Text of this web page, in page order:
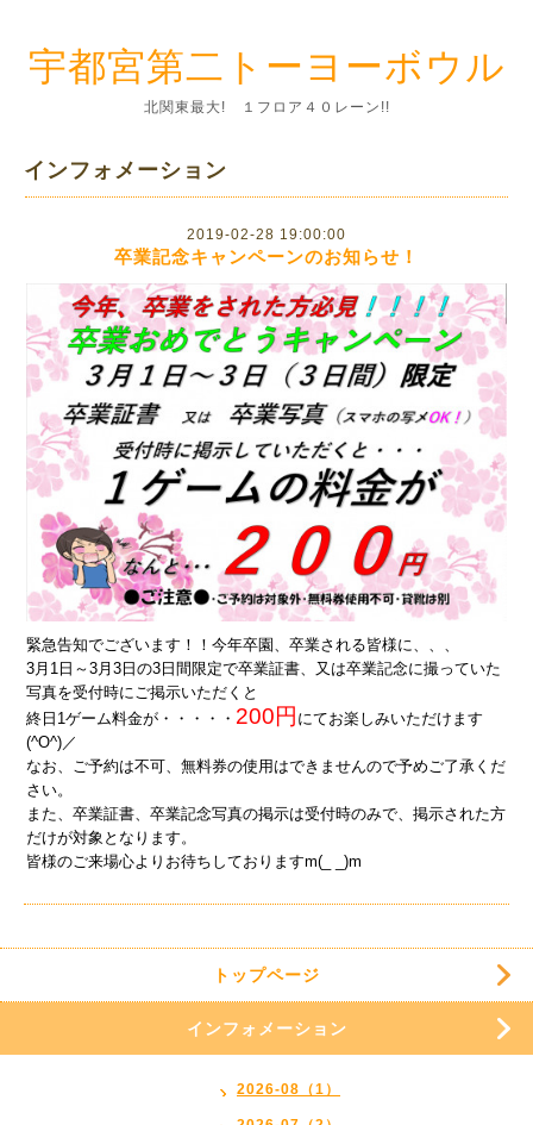
宇都宮第二トーヨーボウル
北関東最大! １フロア４０レーン!!
インフォメーション
2019-02-28 19:00:00
卒業記念キャンペーンのお知らせ！
緊急告知でございます！！今年卒園、卒業される皆様に、、、
3月1日～3月3日の3日間限定で卒業証書、又は卒業記念に撮っていた
写真を受付時にご掲示いただくと
終日1ゲーム料金が・・・・・ 200円 にてお楽しみいただけます
(^O^)／
なお、ご予約は不可、無料券の使用はできませんので予めご了承くだ
さい。
また、卒業証書、卒業記念写真の掲示は受付時のみで、掲示された方
だけが対象となります。
皆様のご来場心よりお待ちしておりますm(_ _)m
トップページ
インフォメーション
2026-08（1）